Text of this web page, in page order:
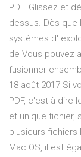
PDF. Glissez et
dessus. Dès que
systèmes d'
de Vous pouvez
fusionner
18 août 2017 Si
PDF, c'est à dire
et unique fichier,
plusieurs fichiers
Mac OS, il est